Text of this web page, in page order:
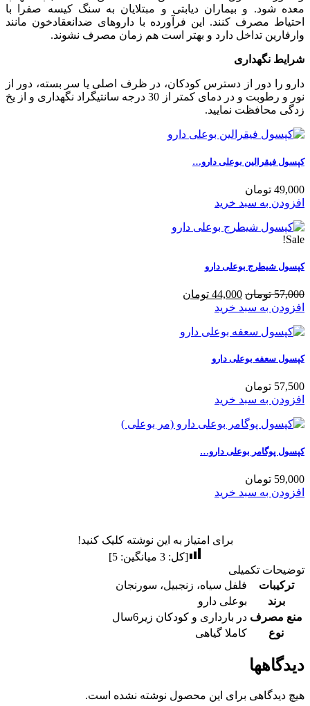
معده شود. و بیماران دیابتی و مبتلایان به سنگ کیسه صفرا با
احتیاط مصرف کنند. این فرآورده با داروهای ضدانعقادخون مانند
وارفارین تداخل دارد و بهتر است هم زمان مصرف نشوند.
شرایط نگهداری
دارو را دور از دسترس کودکان، در ظرف اصلی یا سر بسته، دور از
نور و رطوبت و در دمای کمتر از 30 درجه سانتیگراد نگهداری و از یخ
زدگی محافظت نمایید.
کپسول فیقرالین بوعلی دارو…
49,000 تومان
افزودن به سبد خرید
Sale!
کپسول شیطرج بوعلی دارو
57,000 تومان
44,000 تومان
افزودن به سبد خرید
کپسول سعفه بوعلی دارو
57,500 تومان
افزودن به سبد خرید
کپسول پوگامر بوعلی دارو…
59,000 تومان
افزودن به سبد خرید
برای امتیاز به این نوشته کلیک کنید!
[کل:3 میانگین:5
]
توضیحات تکمیلی
ترکیبات
فلفل سیاه، زنجبیل، سورنجان
برند
بوعلی دارو
منع مصرف در بارداری و کودکان زیر6سال
نوع
کاملا گیاهی
دیدگاهها
هیچ دیدگاهی برای این محصول نوشته نشده است.